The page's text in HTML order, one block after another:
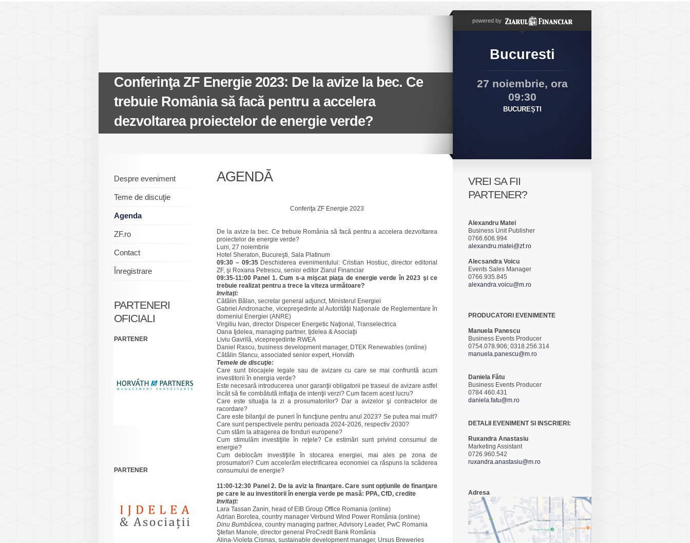
Conferinţa ZF Energie 2023: De la avize la bec. Ce
trebuie România să facă pentru a accelera
dezvoltarea proiectelor de energie verde?
powered by
Bucuresti
27 noiembrie, ora
09:30
BUCUREŞTI
Despre eveniment
Teme de discuţie
Agenda
ZF.ro
Contact
Înregistrare
PARTENERI
OFICIALI
PARTENER
PARTENER
AGENDĂ
Conferiţa ZF Energie 2023
De la avize la bec. Ce trebuie România să facă pentru a accelera dezvoltarea
proiectelor de energie verde?
Luni, 27 noiembrie
Hotel Sheraton, Bucureşti, Sala Platinum
09:30 – 09:35Deschiderea evenimentului: Cristian Hostiuc, director editorial
ZF, şi Roxana Petrescu, senior editor Ziarul Financiar
09:35-11:00 Panel 1. Cum s-a mişcat piaţa de energie verde în 2023 şi ce
trebuie realizat pentru a trece la viteza următoare?
Invitaţi:
Cătălin Bălan, secretar general adjunct, Ministerul Energiei
Gabriel Andronache, vicepreşedinte al Autorităţii Naţionale de Reglementare în
domeniul Energiei (ANRE)
Virgiliu Ivan, director Dispecer Energetic Naţional, Transelectrica
Oana Ijdelea, managing partner, Ijdelea & Asociaţii
Liviu Gavrilă, vicepreşedinte RWEA
Daniel Rascu, business development manager, DTEK Renewables (online)
Cătălin Stancu, associated senior expert, Horváth
Temele de discuţie:
Care sunt blocajele legale sau de avizare cu care se mai confruntă acum
investitorii în energia verde?
Este necesară introducerea unor garanţii obligatorii pe traseul de avizare astfel
încât să fie combătută inflaţia de intenţii verzi? Cum facem acest lucru?
Care este situaţia la zi a prosumatorilor? Dar a avizelor şi contractelor de
racordare?
Care este bilanţul de puneri în funcţiune pentru anul 2023? Se putea mai mult?
Care sunt perspectivele pentru perioada 2024-2026, respectiv 2030?
Cum stăm la atragerea de fonduri europene?
Cum stimulăm investiţiile în reţele? Ce estimări sunt privind consumul de
energie?
Cum deblocăm investiţiile în stocarea energiei, mai ales pe zona de
prosumatori? Cum accelerăm electrificarea economiei ca răspuns la scăderea
consumului de energie?
11:00-12:30 Panel 2. De la aviz la finanţare. Care sunt opţiunile de finanţare
pe care le au investitorii în energia verde pe masă: PPA, CfD, credite
Invitaţi:
Lara Tassan Zanin, head of EIB Group Office Romania (online)
Adrian Borotea, country manager Verbund Wind Power România (online)
Dinu Bumbăcea, country managing partner, Advisory Leader, PwC Romania
Ştefan Manole, director general ProCredit Bank România
Alina-Violeta Cismas, sustainable development manager, Ursus Breweries
VREI SA FII
PARTENER?
Alexandru Matei
Business Unit Publisher
0766.606.994
alexandru.matei@zf.ro
Alecsandra Voicu
Events Sales Manager
0766.935.845
alexandra.voicu@m.ro
PRODUCATORI EVENIMENTE
Manuela Panescu
Business Events Producer
0754.078.906; 0318.256.314
manuela.panescu@m.ro
Daniela Fătu
Business Events Producer
0784 460.431
daniela.fatu@m.ro
DETALII EVENIMENT SI INSCRIERI:
Ruxandra Anastasiu
Marketing Assistant
0726.960.542
ruxandra.anastasiu@m.ro
Adresa